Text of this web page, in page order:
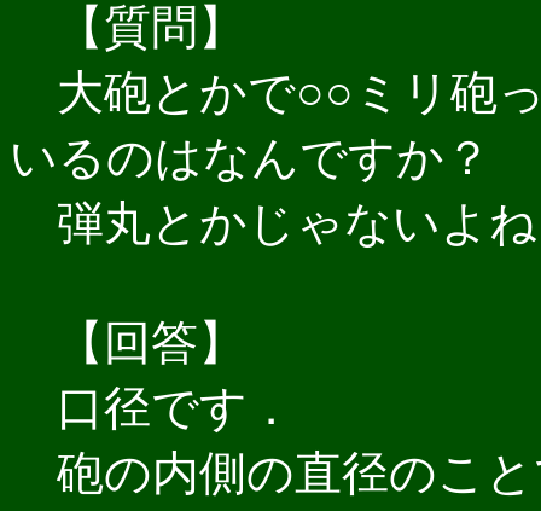
【質問】
大砲とかで○○ミリ砲
いるのはなんですか？
弾丸とかじゃないよ
【回答】
口径です．
砲の内側の直径のこ